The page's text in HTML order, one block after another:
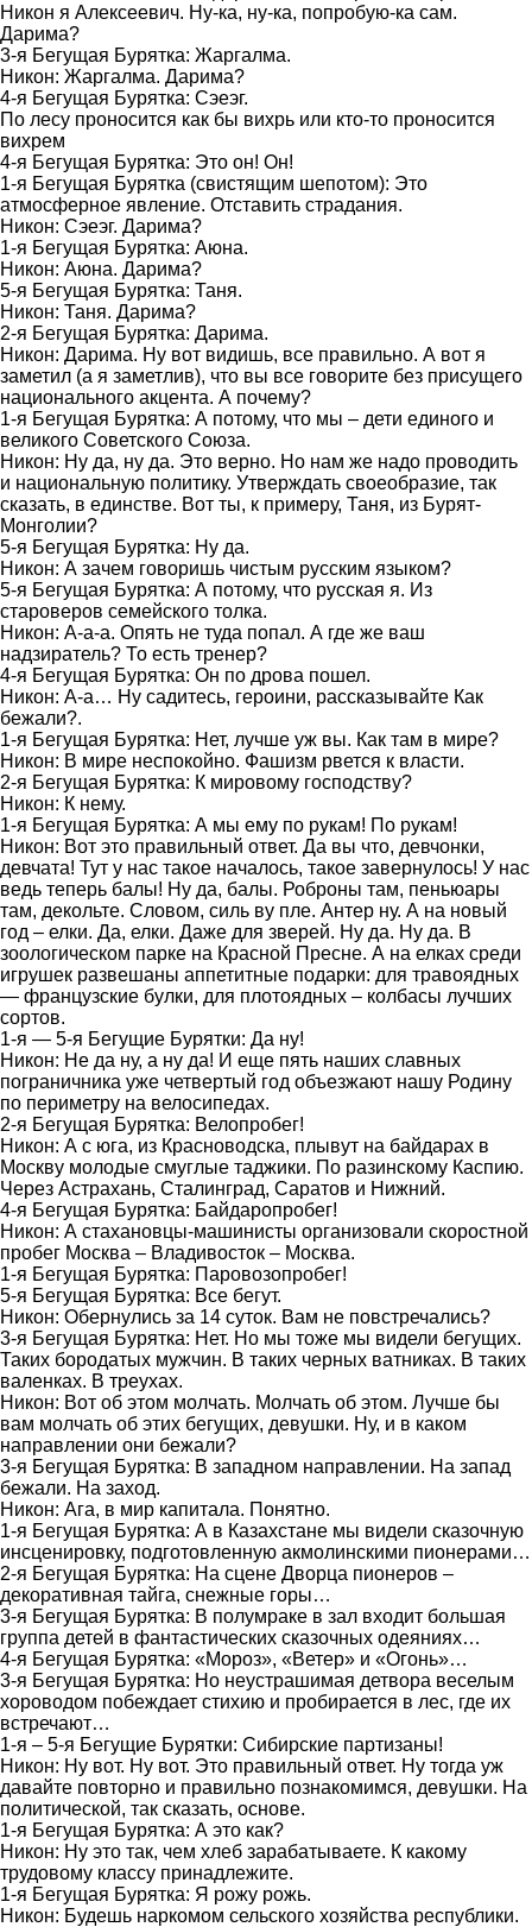
Никон я Алексеевич. Ну-ка, ну-ка, попробую-ка сам.
Дарима?
3-я Бегущая Бурятка: Жаргалма.
Никон: Жаргалма. Дарима?
4-я Бегущая Бурятка: Сэеэг.
По лесу проносится как бы вихрь или кто-то проносится
вихрем
4-я Бегущая Бурятка: Это он! Он!
1-я Бегущая Бурятка (свистящим шепотом): Это
атмосферное явление. Отставить страдания.
Никон: Сэеэг. Дарима?
1-я Бегущая Бурятка: Аюна.
Никон: Аюна. Дарима?
5-я Бегущая Бурятка: Таня.
Никон: Таня. Дарима?
2-я Бегущая Бурятка: Дарима.
Никон: Дарима. Ну вот видишь, все правильно. А вот я
заметил (а я заметлив), что вы все говорите без присущего
национального акцента. А почему?
1-я Бегущая Бурятка: А потому, что мы – дети единого и
великого Советского Союза.
Никон: Ну да, ну да. Это верно. Но нам же надо проводить
и национальную политику. Утверждать своеобразие, так
сказать, в единстве. Вот ты, к примеру, Таня, из Бурят-
Монголии?
5-я Бегущая Бурятка: Ну да.
Никон: А зачем говоришь чистым русским языком?
5-я Бегущая Бурятка: А потому, что русская я. Из
староверов семейского толка.
Никон: А-а-а. Опять не туда попал. А где же ваш
надзиратель? То есть тренер?
4-я Бегущая Бурятка: Он по дрова пошел.
Никон: А-а… Ну садитесь, героини, рассказывайте Как
бежали?.
1-я Бегущая Бурятка: Нет, лучше уж вы. Как там в мире?
Никон: В мире неспокойно. Фашизм рвется к власти.
2-я Бегущая Бурятка: К мировому господству?
Никон: К нему.
1-я Бегущая Бурятка: А мы ему по рукам! По рукам!
Никон: Вот это правильный ответ. Да вы что, девчонки,
девчата! Тут у нас такое началось, такое завернулось! У нас
ведь теперь балы! Ну да, балы. Роброны там, пеньюары
там, декольте. Словом, силь ву пле. Антер ну. А на новый
год – елки. Да, елки. Даже для зверей. Ну да. Ну да. В
зоологическом парке на Красной Пресне. А на елках среди
игрушек развешаны аппетитные подарки: для травоядных
— французские булки, для плотоядных – колбасы лучших
сортов.
1-я — 5-я Бегущие Бурятки: Да ну!
Никон: Не да ну, а ну да! И еще пять наших славных
пограничника уже четвертый год объезжают нашу Родину
по периметру на велосипедах.
2-я Бегущая Бурятка: Велопробег!
Никон: А с юга, из Красноводска, плывут на байдарах в
Москву молодые смуглые таджики. По разинскому Каспию.
Через Астрахань, Сталинград, Саратов и Нижний.
4-я Бегущая Бурятка: Байдаропробег!
Никон: А стахановцы-машинисты организовали скоростной
пробег Москва – Владивосток – Москва.
1-я Бегущая Бурятка: Паровозопробег!
5-я Бегущая Бурятка: Все бегут.
Никон: Обернулись за 14 суток. Вам не повстречались?
3-я Бегущая Бурятка: Нет. Но мы тоже мы видели бегущих.
Таких бородатых мужчин. В таких черных ватниках. В таких
валенках. В треухах.
Никон: Вот об этом молчать. Молчать об этом. Лучше бы
вам молчать об этих бегущих, девушки. Ну, и в каком
направлении они бежали?
3-я Бегущая Бурятка: В западном направлении. На запад
бежали. На заход.
Никон: Ага, в мир капитала. Понятно.
1-я Бегущая Бурятка: А в Казахстане мы видели сказочную
инсценировку, подготовленную акмолинскими пионерами…
2-я Бегущая Бурятка: На сцене Дворца пионеров –
декоративная тайга, снежные горы…
3-я Бегущая Бурятка: В полумраке в зал входит большая
группа детей в фантастических сказочных одеяниях…
4-я Бегущая Бурятка: «Мороз», «Ветер» и «Огонь»…
3-я Бегущая Бурятка: Но неустрашимая детвора веселым
хороводом побеждает стихию и пробирается в лес, где их
встречают…
1-я – 5-я Бегущие Бурятки: Сибирские партизаны!
Никон: Ну вот. Ну вот. Это правильный ответ. Ну тогда уж
давайте повторно и правильно познакомимся, девушки. На
политической, так сказать, основе.
1-я Бегущая Бурятка: А это как?
Никон: Ну это так, чем хлеб зарабатываете. К какому
трудовому классу принадлежите.
1-я Бегущая Бурятка: Я рожу рожь.
Никон: Будешь наркомом сельского хозяйства республики.